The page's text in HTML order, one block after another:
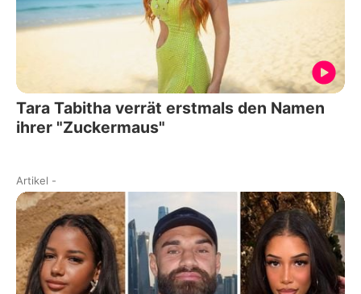
Tara Tabitha verrät erstmals den Namen
ihrer "Zuckermaus"
Artikel -